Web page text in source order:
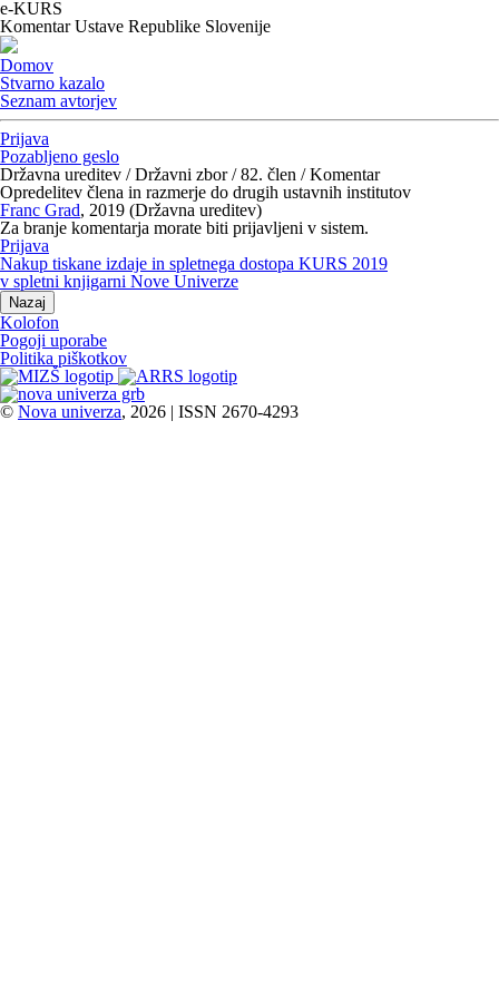
e-KURS
Komentar Ustave Republike Slovenije
Domov
Stvarno kazalo
Seznam avtorjev
Prijava
Pozabljeno geslo
Državna ureditev / Državni zbor / 82. člen / Komentar
Opredelitev člena in razmerje do drugih ustavnih institutov
Franc Grad, 2019 (Državna ureditev)
Za branje komentarja morate biti prijavljeni v sistem.
Prijava
Nakup tiskane izdaje in spletnega dostopa KURS 2019
v spletni knjigarni Nove Univerze
Nazaj
Kolofon
Pogoji uporabe
Politika piškotkov
© Nova univerza, 2026 | ISSN 2670-4293